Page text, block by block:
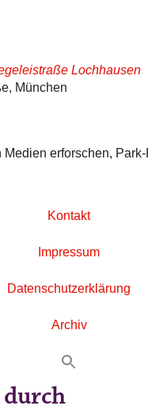
Lochhausen
München
Medien erforschen,
Kontakt
Impressum
Datenschutzerklärung
Archiv